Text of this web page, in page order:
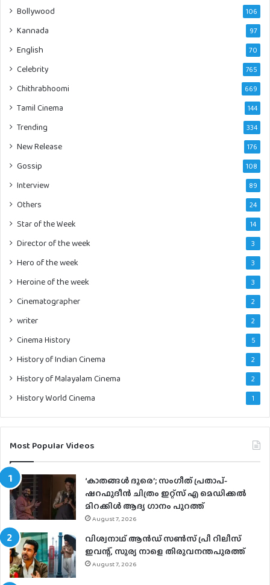
Bollywood 106
Kannada 97
English 70
Celebrity 765
Chithrabhoomi 669
Tamil Cinema 144
Trending 334
New Release 176
Gossip 108
Interview 89
Others 24
Star of the Week 14
Director of the week 3
Hero of the week 3
Heroine of the week 3
Cinematographer 2
writer 2
Cinema History 5
History of Indian Cinema 2
History of Malayalam Cinema 2
History World Cinema 1
Most Popular Videos
‘കാതങ്ങൾ ദൂരെ’; സംഗീത് പ്രതാപ്-
ഷറഫുദീൻ ചിത്രം ഇറ്റ്സ് എ മെഡിക്കൽ
മിറക്കിൾ ആദ്യ ഗാനം പുറത്ത്
August 7, 2026
വിശ്വനാഥ് ആന്‍ഡ് സണ്‍സ് പ്രീ റിലീസ്
ഇവന്റ്, സൂര്യ നാളെ തിരുവനന്തപുരത്ത്
August 7, 2026